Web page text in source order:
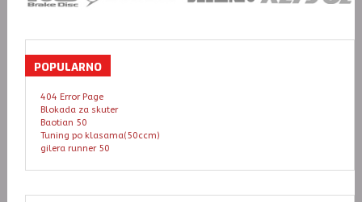
POPULARNO
404 Error Page
Blokada za skuter
Baotian 50
Tuning po klasama(50ccm)
gilera runner 50